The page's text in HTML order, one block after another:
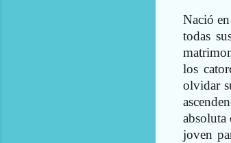
Nació
todas
los
olvidar
absoluta
joven